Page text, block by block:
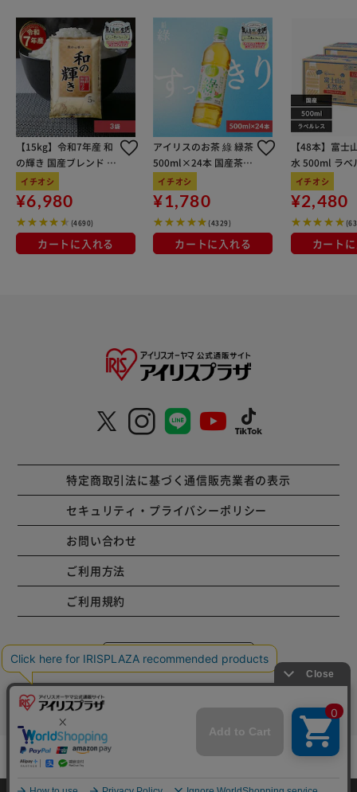
在庫切れ mail_outline入荷したらメールでお知らせ
【15kg】令和7年産 和
の輝き 国産ブレンド 5
kg×3袋
イチオシ
¥6,980
(4690)
カートに入れる
アイリスのお茶 綠 緑茶
500ml×24本 国産茶葉
100％使用
イチオシ
¥1,780
(4329)
カートに入れる
【48本】富士
水 500ml ラベ
イチオシ
¥2,480
カート
特定商取引法に基づく通信販売業者の表示
セキュリティ・プライバシーポリシー
お問い合わせ
ご利用方法
ご利用規約
コーポレートサイト